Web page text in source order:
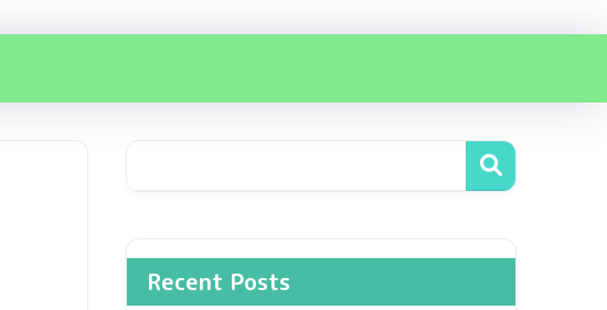
Recent Posts